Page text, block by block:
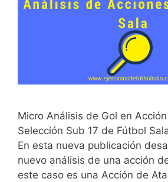
Micro Análisis de Gol en
Selección Sub 17 de Fútbol
En esta nueva publicación
nuevo análisis de una acción
este caso es una Acción de